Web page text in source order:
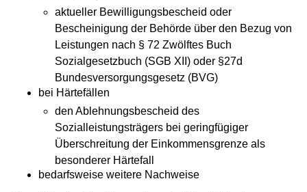
aktueller Bewilligungsbescheid oder
Bescheinigung der Behörde über den Bezug von
Leistungen nach § 72 Zwölftes Buch
Sozialgesetzbuch (SGB XII) oder §27d
Bundesversorgungsgesetz (BVG)
bei Härtefällen
den Ablehnungsbescheid des
Sozialleistungsträgers bei geringfügiger
Überschreitung der Einkommensgrenze als
besonderer Härtefall
bedarfsweise weitere Nachweise